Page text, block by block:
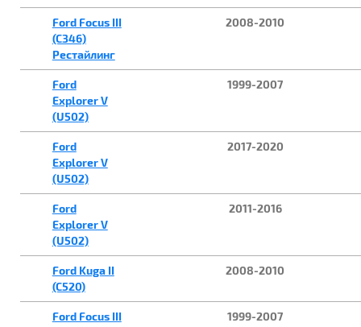
Ford Focus III
(C346)
Рестайлинг
2008-2010
Ford
Explorer V
(U502)
1999-2007
Ford
Explorer V
(U502)
2017-2020
Ford
Explorer V
(U502)
2011-2016
Ford Kuga II
(C520)
2008-2010
Ford Focus III
1999-2007